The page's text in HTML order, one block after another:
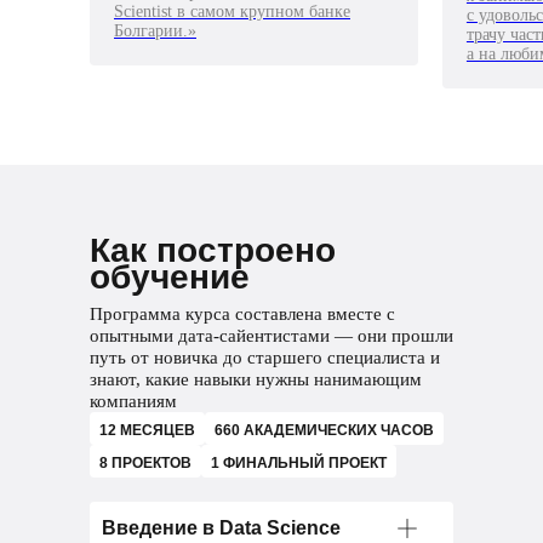
Scientist в самом крупном банке
Болгарии.»
с
трачу
а на
Как построено
обучение
Программа курса составлена вместе с
опытными дата-сайентистами — они прошли
путь от новичка до старшего специалиста и
знают, какие навыки нужны нанимающим
компаниям
12 МЕСЯЦЕВ
660 АКАДЕМИЧЕСКИХ ЧАСОВ
8 ПРОЕКТОВ
1 ФИНАЛЬНЫЙ ПРОЕКТ
Введение в Data Science